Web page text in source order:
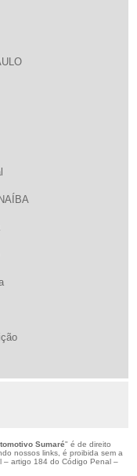
Sumaré" é de direito
nossos links, é proibida sem a
– artigo 184 do Código Penal –